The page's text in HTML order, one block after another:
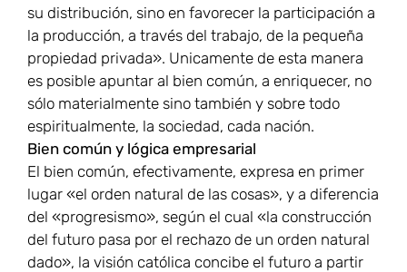
su distribución, sino en favorecer la participación a
la producción, a través del trabajo, de la pequeña
propiedad privada». Unicamente de esta manera
es posible apuntar al bien común, a enriquecer, no
sólo materialmente sino también y sobre todo
espiritualmente, la sociedad, cada nación.
Bien común y lógica empresarial
El bien común, efectivamente, expresa en primer
lugar «el orden natural de las cosas», y a diferencia
del «progresismo», según el cual «la construcción
del futuro pasa por el rechazo de un orden natural
dado», la visión católica concibe el futuro a partir